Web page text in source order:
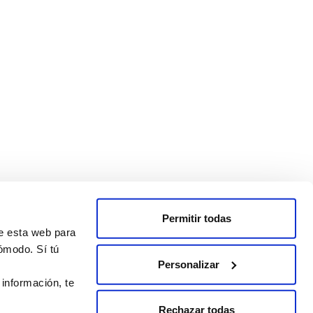
esta web para
Sí tú
te
Permitir todas
Personalizar
Rechazar todas